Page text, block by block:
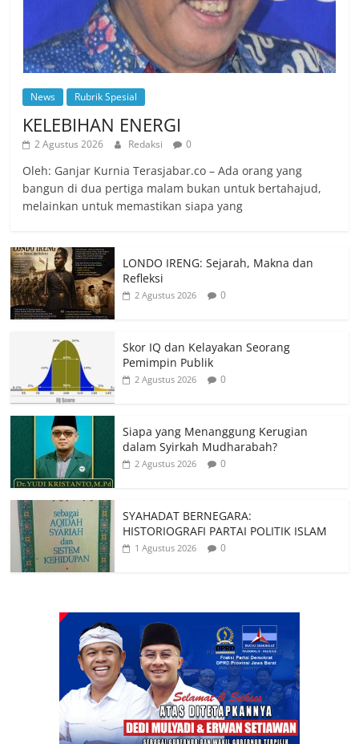
News Rubrik Spesial
KELEBIHAN ENERGI
2 Agustus 2026 Redaksi 0
Oleh: Ganjar Kurnia Terasjabar.co – Ada orang yang
bangun di dua pertiga malam bukan untuk bertahajud,
melainkan untuk memastikan siapa yang
LONDO IRENG: Sejarah, Makna dan
Refleksi
2 Agustus 2026 0
Skor IQ dan Kelayakan Seorang
Pemimpin Publik
2 Agustus 2026 0
Siapa yang Menanggung Kerugian
dalam Syirkah Mudharabah?
2 Agustus 2026 0
SYAHADAT BERNEGARA:
HISTORIOGRAFI PARTAI POLITIK ISLAM
1 Agustus 2026 0